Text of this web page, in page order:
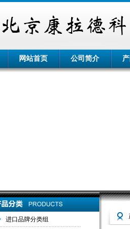
网站首页 公司简介
进口品牌分类组